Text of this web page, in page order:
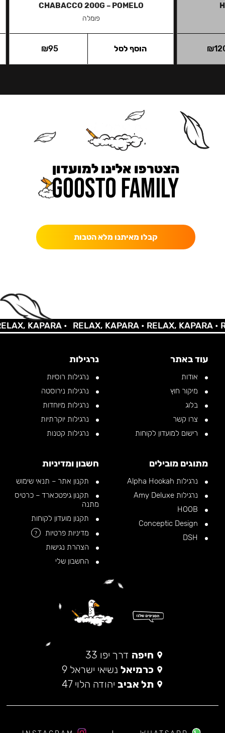
₪
CHABACCO 200G – POMELO
פומלה
₪95 הוסף לסל
הצטרפו אלינו למועדון
קבלו מאיתנו מלא הטבות
KAPARA • RELAX, KAPARA •RELAX, KAPARA •
עוד באתר
אודות
מיקור חוץ
בלוג
צרו קשר
רישום למועדון לקוחות
נרגילות
נרגילות רוסיות
נרגילות נירוסטה
נרגילות מיוחדות
נרגילות יוקרתיות
נרגילות קטנות
מתוגים מובילים
נרגילות Alpha Hookah
נרגילות Amy Deluxe
חשבון ומדיניות
תקנון אתר – תנאי שימוש
תקנון גיפטכארד – כרטיס
מתנה
תקנון מועדון לקוחות
מדיניות פרטיות
?
הצהרת נגישות
החשבון שלי
חיפה דרך יפו 33
כרמיאל נשיאי ישראל 9
תל אביב יהודה הלוי 47